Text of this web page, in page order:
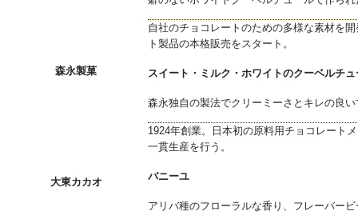
森永製菓
自社のチョコレートのための多様な素材を
ト製品の本格販売をスタート。
スイート・ミルク・ホワイトのクーベルチュ
森永独自の製法でクリーミーさとキレの良
大東カカオ
1924年創業。日本初の原料用チョコレート
一貫生産を行う。
バニーユ
アリバ種のフローラルな香り、フレーバー